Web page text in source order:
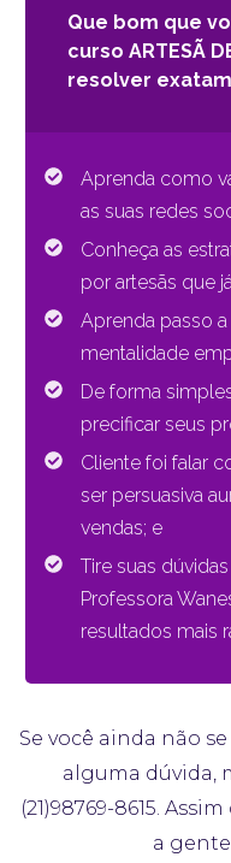
Que bom que
curso ARTESÃ
resolver
Aprenda como
as suas redes
Conheça as
por artesãs que
Aprenda passo
mentalidade
De forma
precificar seus
Cliente foi falar
ser persuasiva
vendas; e
Tire suas
Professora
resultados mais
Se você ainda não
alguma dúvida,
(21)98769-8615.
a